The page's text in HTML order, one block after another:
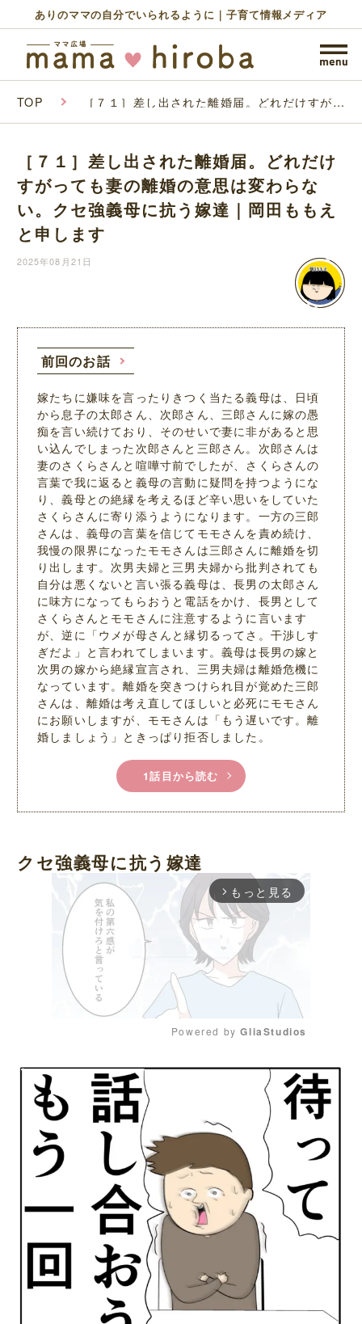
ありのママの自分でいられるように｜子育て情報メディア
TOP ［７１］差し出された離婚届。どれだけすがっ
に抗う嫁達｜岡田ももえと申します
［７１］差し出された離婚届。どれだけ
すがっても妻の離婚の意思は変わらな
い。クセ強義母に抗う嫁達｜岡田ももえ
と申します
2025年08月21日
前回のお話
嫁たちに嫌味を言ったりきつく当たる義母は、日頃
から息子の太郎さん、次郎さん、三郎さんに嫁の愚
痴を言い続けており、そのせいで妻に非があると思
い込んでしまった次郎さんと三郎さん。次郎さんは
妻のさくらさんと喧嘩寸前でしたが、さくらさんの
言葉で我に返ると義母の言動に疑問を持つようにな
り、義母との絶縁を考えるほど辛い思いをしていた
さくらさんに寄り添うようになります。一方の三郎
さんは、義母の言葉を信じてモモさんを責め続け、
我慢の限界になったモモさんは三郎さんに離婚を切
り出します。次男夫婦と三男夫婦から批判されても
自分は悪くないと言い張る義母は、長男の太郎さん
に味方になってもらおうと電話をかけ、長男として
さくらさんとモモさんに注意するように言います
が、逆に「ウメが母さんと縁切るってさ。干渉しす
ぎだよ」と言われてしまいます。義母は長男の嫁と
次男の嫁から絶縁宣言され、三男夫婦は離婚危機に
なっています。離婚を突きつけられ目が覚めた三郎
さんは、離婚は考え直してほしいと必死にモモさん
にお願いしますが、モモさんは「もう遅いです。離
婚しましょう」ときっぱり拒否しました。
1話目から読む
クセ強義母に抗う嫁達
arrow_forward_ios もっと見る
Powered by GliaStudios